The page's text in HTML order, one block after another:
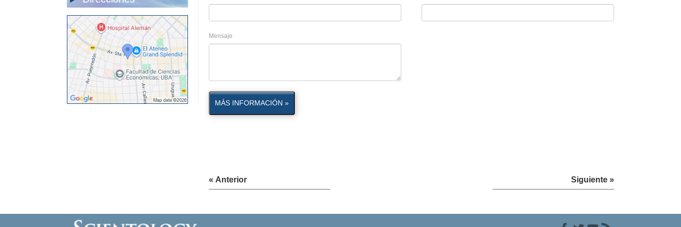
Mensaje
MÁS INFORMACIÓN »
« Anterior Siguiente »